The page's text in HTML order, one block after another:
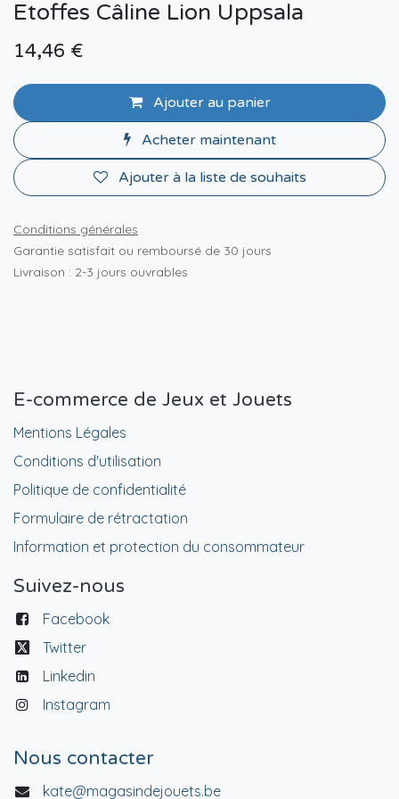
Etoffes Câline Lion Uppsala
14,46 €
Ajouter au panier
Acheter maintenant
Ajouter à la liste de souhaits
Conditions générales
Garantie satisfait ou remboursé de 30 jours
Livraison : 2-3 jours ouvrables
E-commerce de Jeux et Jouets
Mentions Légales
Conditions d'utilisation
Politique de confidentialité
Formulaire de rétractation
Information et protection du consommateur
Suivez-nous
Facebook
Twitter
Linkedin
Instagram
Nous contacter
kate@magasindejouets.be